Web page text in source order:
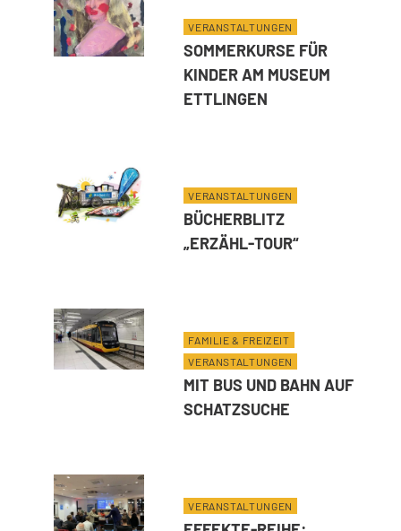
E
R
E
N
D
G
N
G
E
M
L
E
VERANSTALTUNGEN
SOMMERKURSE FÜR
KINDER AM MUSEUM
ETTLINGEN
VERANSTALTUNGEN
BÜCHERBLITZ
„ERZÄHL-TOUR“
FAMILIE & FREIZEIT
VERANSTALTUNGEN
MIT BUS UND BAHN AUF
SCHATZSUCHE
VERANSTALTUNGEN